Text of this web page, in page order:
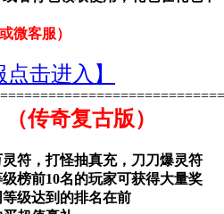
微客服）
点击进入】
传奇复古版）
灵符，打怪抽真充，刀刀爆灵符
榜前10名的玩家可获得大量奖
级达到的排名在前